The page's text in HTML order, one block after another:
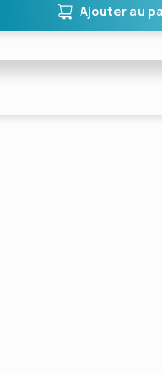
Ajouter au